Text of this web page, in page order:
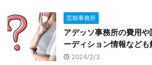
芸能事務所
アデッソ事務所の費用
ーディション情報なども
2024/2/3